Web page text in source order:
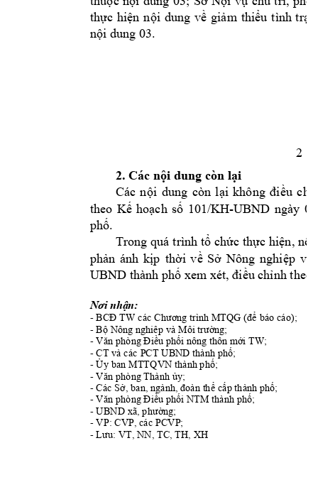
thực hiện nội dung về giảm thiểu tình
nội dung 03.
2
2. Các nội dung còn lại
Các nội dung còn lại không điều
theo Kế hoạch số 101/KH-UBND ngày
phố.
Trong quá trình tổ chức thực hiện, nếu
phản ánh kịp thời về Sở Nông nghiệp và
UBND thành phố xem xét, điều chỉnh theo
Nơi nhận:
- BCĐ TW các Chương trình MTQG (để báo cáo);
- Bộ Nông nghiêp và Môi trường;
- Văn phòng Điều phối nông thôn mới TW;
- CT và các PCT UBND thành phố;
- Ủy ban MTTQVN thành phố;
- Văn phòng Thành ủy;
- Các Sở, ban, ngành, đoàn thể cấp thành phố;
- Văn phòng Điều phối NTM thành phố;
- UBND xã, phường;
- VP: CVP, các PCVP;
- Lưu: VT, NN, TC, TH, XH